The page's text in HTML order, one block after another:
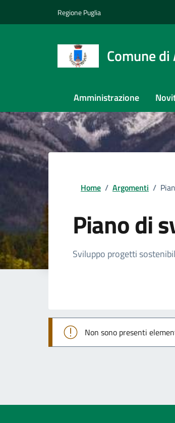
Regione Puglia
Comune
Amministrazione
Home / Argomenti /
Piano di
Dettagli
Sviluppo progetti
Non sono presenti